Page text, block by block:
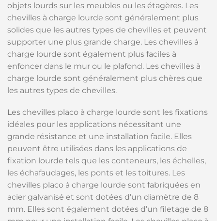
objets lourds sur les meubles ou les étagères. Les
chevilles à charge lourde sont généralement plus
solides que les autres types de chevilles et peuvent
supporter une plus grande charge. Les chevilles à
charge lourde sont également plus faciles à
enfoncer dans le mur ou le plafond. Les chevilles à
charge lourde sont généralement plus chères que
les autres types de chevilles.
Les chevilles placo à charge lourde sont les fixations
idéales pour les applications nécessitant une
grande résistance et une installation facile. Elles
peuvent être utilisées dans les applications de
fixation lourde tels que les conteneurs, les échelles,
les échafaudages, les ponts et les toitures. Les
chevilles placo à charge lourde sont fabriquées en
acier galvanisé et sont dotées d’un diamètre de 8
mm. Elles sont également dotées d’un filetage de 8